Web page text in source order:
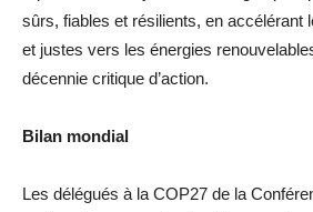
sûrs, fiables et résilients, en accélérant
et justes vers les énergies
décennie critique d’action.
Bilan mondial
Les délégués à la COP27 de la